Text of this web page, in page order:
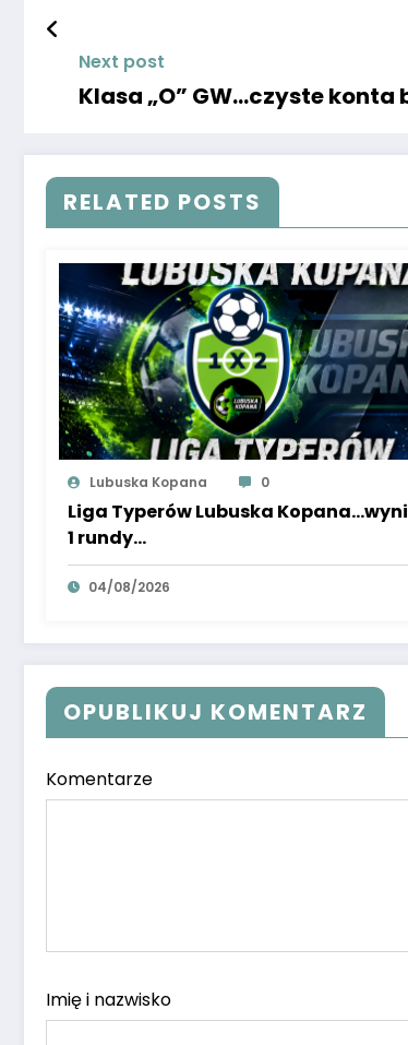
Next post
Klasa „O” GW…czyste
RELATED POSTS
Lubuska Kopana 0
Liga Typerów Lubuska
1 rundy…
04/08/2026
OPUBLIKUJ KOMENTARZ
Komentarze
Imię i nazwisko